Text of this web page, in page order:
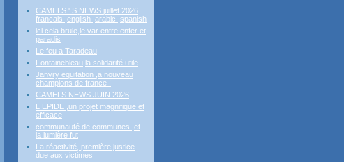
CAMELS ' S NEWS juillet 2026
francais ,english ,arabic ,spanish
ici cela brule,le var entre enfer et
paradis
Le feu a Taradeau
Fontainebleau,la solidarité utile
Janvry equitation ,a nouveau
champions de france !
CAMELS NEWS JUIN 2026
L EPIDE ,un projet magnifique et
efficace
communauté de communes ,et
la lumière fut
La réactivité, première justice
due aux victimes